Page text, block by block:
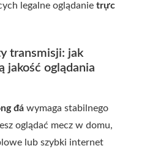
legalne oglądanie trực
transmisji: jak
jakość oglądania
đá wymaga stabilnego
oglądać mecz w domu,
lub szybki internet